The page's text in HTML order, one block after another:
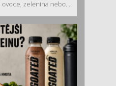
ovoce, zelenina nebo...